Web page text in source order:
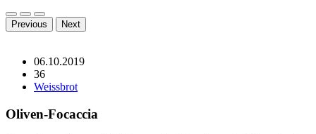
Previous Next
06.10.2019
36
Weissbrot
Oliven-Focaccia